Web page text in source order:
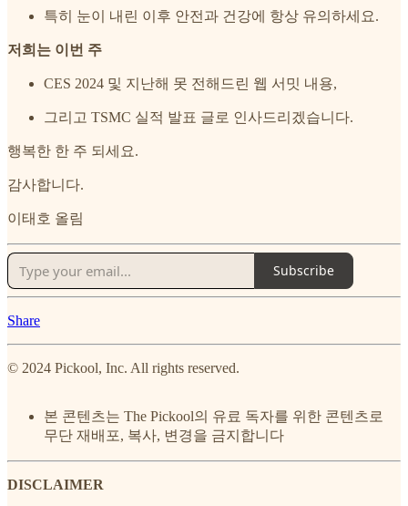
특히 눈이 내린 이후 안전과 건강에 항상 유의하세요.
저희는 이번 주
CES 2024 및 지난해 못 전해드린 웹 서밋 내용,
그리고 TSMC 실적 발표 글로 인사드리겠습니다.
행복한 한 주 되세요.
감사합니다.
이태호 올림
Subscribe
Share
© 2024 Pickool, Inc. All rights reserved.
본 콘텐츠는 The Pickool의 유료 독자를 위한 콘텐츠로
무단 재배포, 복사, 변경을 금지합니다
DISCLAIMER